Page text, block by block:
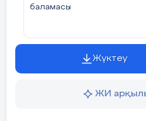
баламасы
Дадаев ЖәнібекЖүктеу
ЖИ